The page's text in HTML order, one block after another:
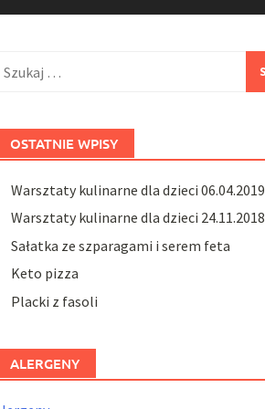
OSTATNIE WPISY
Warsztaty kulinarne dla dzieci 06.04.2019
Warsztaty kulinarne dla dzieci 24.11.2018
Sałatka ze szparagami i serem feta
Keto pizza
Placki z fasoli
ALERGENY